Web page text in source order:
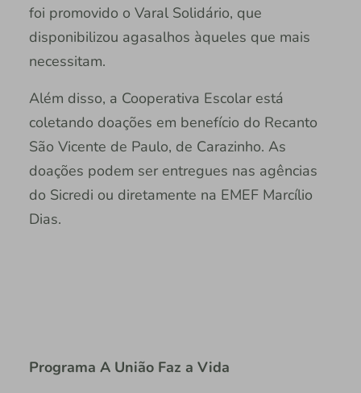
foi promovido o Varal Solidário, que
disponibilizou agasalhos àqueles que mais
necessitam.
Além disso, a Cooperativa Escolar está
coletando doações em benefício do Recanto
São Vicente de Paulo, de Carazinho. As
doações podem ser entregues nas agências
do Sicredi ou diretamente na EMEF Marcílio
Dias.
Programa A União Faz a Vida